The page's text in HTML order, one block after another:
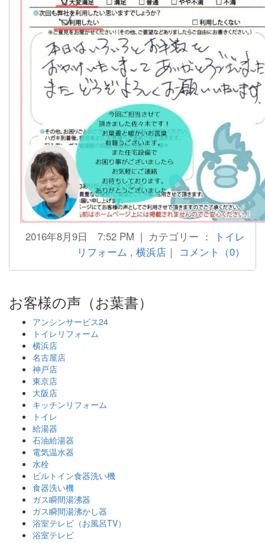
2016年8月9日 7:52 PM | カテゴリー ：
トイレ
リフォーム , 横浜店 ｜ コメント（0）
お客様の声（お葉書）
アンシンサービス24
トイレリフォーム
横浜店
名古屋店
神戸店
東京店
大阪店
キッチンリフォーム
トイレ
給湯器
石油給湯器
電気温水器
水栓
ビルトイン食器洗い機
食器洗い機
ガス瞬間湯沸器
ガス瞬間湯沸かし器
浴室テレビ（お風呂TV）
浴室テレビ